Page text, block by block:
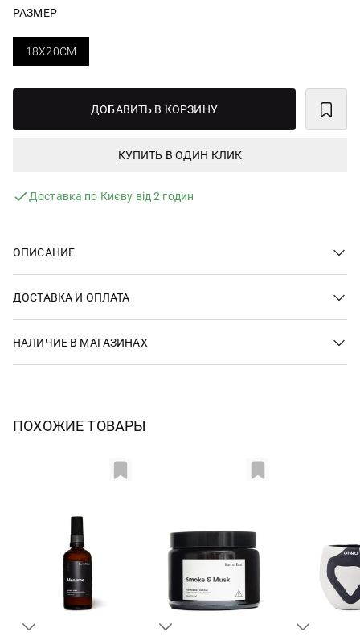
РАЗМЕР
18X20СМ
ДОБАВИТЬ В КОРЗИНУ
КУПИТЬ В ОДИН КЛИК
Доставка по Києву від 2 годин
ОПИСАНИЕ
ДОСТАВКА И ОПЛАТА
НАЛИЧИЕ В МАГАЗИНАХ
ПОХОЖИЕ ТОВАРЫ